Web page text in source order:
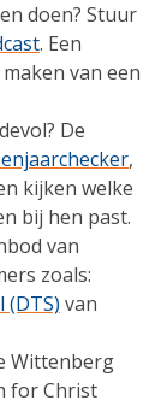
doen? Stuur
. Een
van een
De
,
kijken welke
bij hen past.
van
zoals:
(DTS) van
Wittenberg
for Christ